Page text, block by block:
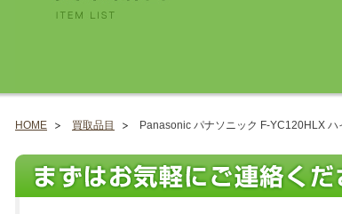
HOME 買取品目 Panasonic パナソニック F-YC120HLX